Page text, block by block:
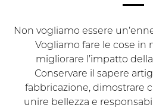
Non vogliamo essere
Vogliamo fare le cose in
migliorare l’impatto
Conservare il sapere
fabbricazione, dimostrare
unire bellezza e